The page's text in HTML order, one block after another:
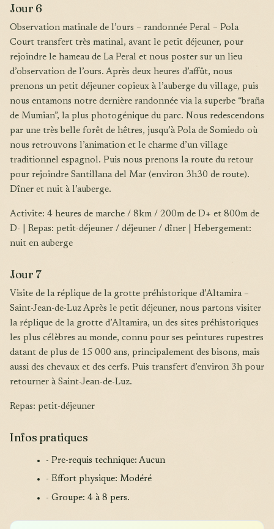
Jour 6
Observation matinale de l’ours – randonnée Peral – Pola
Court transfert très matinal, avant le petit déjeuner, pour
rejoindre le hameau de La Peral et nous poster sur un lieu
d’observation de l’ours. Après deux heures d’affût, nous
prenons un petit déjeuner copieux à l’auberge du village, puis
nous entamons notre dernière randonnée via la superbe “braña
de Mumian”, la plus photogénique du parc. Nous redescendons
par une très belle forêt de hêtres, jusqu’à Pola de Somiedo où
nous retrouvons l’animation et le charme d’un village
traditionnel espagnol. Puis nous prenons la route du retour
pour rejoindre Santillana del Mar (environ 3h30 de route).
Dîner et nuit à l’auberge.
Activite: 4 heures de marche / 8km / 200m de D+ et 800m de
D- | Repas: petit-déjeuner / déjeuner / dîner | Hebergement:
nuit en auberge
Jour 7
Visite de la réplique de la grotte préhistorique d’Altamira –
Saint-Jean-de-Luz Après le petit déjeuner, nous partons visiter
la réplique de la grotte d’Altamira, un des sites préhistoriques
les plus célèbres au monde, connu pour ses peintures rupestres
datant de plus de 15 000 ans, principalement des bisons, mais
aussi des chevaux et des cerfs. Puis transfert d’environ 3h pour
retourner à Saint-Jean-de-Luz.
Repas: petit-déjeuner
Infos pratiques
- Pre-requis technique: Aucun
- Effort physique: Modéré
- Groupe: 4 à 8 pers.